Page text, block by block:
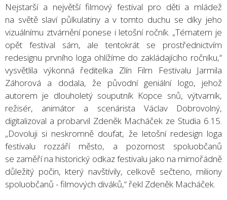
Nejstarší a největší filmový festival pro děti a mládež
na světě slaví půlkulatiny a v tomto duchu se díky jeho
vizuálnímu ztvárnění ponese i letošní ročník. „Tématem je
opět festival sám, ale tentokrát se prostřednictvím
redesignu prvního loga ohlížíme do zakládajícího ročníku,“
vysvětlila výkonná ředitelka Zlín Film Festivalu Jarmila
Záhorová a dodala, že původní geniální logo, jehož
autorem je dlouholetý souputník Kopce snů, výtvarník,
režisér, animátor a scenárista Václav Dobrovolný,
digitalizoval a probarvil Zdeněk Macháček ze Studia 6.15.
„Dovoluji si neskromně doufat, že letošní redesign loga
festivalu rozzáří město, a pozornost spoluobčanů
se zaměří na historický odkaz festivalu jako na mimořádně
důležitý počin, který navštívily, celkově sečteno, miliony
spoluobčanů - filmových diváků,“ řekl Zdeněk Macháček.